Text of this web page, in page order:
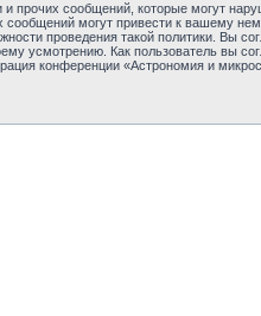
прочих сообщений, которые могут
сообщений могут привести к вашему
проведения такой политики. Вы
усмотрению. Как пользователь вы
конференции «Астрономия и